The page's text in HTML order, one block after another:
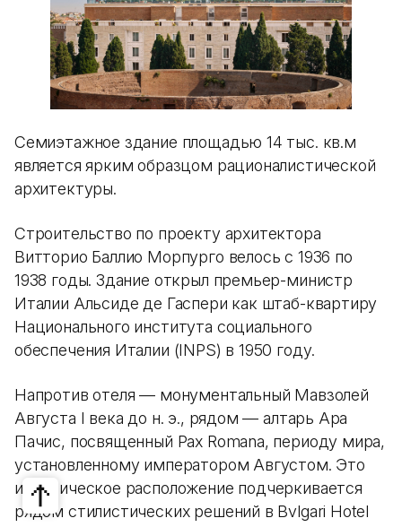
Семиэтажное здание площадью 14 тыс. кв.м
является ярким образцом рационалистической
архитектуры.
Строительство по проекту архитектора
Витторио Баллио Морпурго велось с 1936 по
1938 годы. Здание открыл премьер-министр
Италии Альсиде де Гаспери как штаб-квартиру
Национального института социального
обеспечения Италии (INPS) в 1950 году.
Напротив отеля — монументальный Мавзолей
Августа I века до н. э., рядом — алтарь Ара
Пачис, посвященный Pax Romana, периоду мира,
установленному императором Августом. Это
историческое расположение подчеркивается
рядом стилистических решений в Bvlgari Hotel